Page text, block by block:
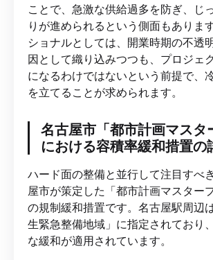
ことで、急激な供給過多を防ぎ、じ
りが進められるという側面もありま
ショナルとしては、開業時期の不透
因として織り込みつつも、プロジェ
になるわけではないという前提で、
を立てることが求められます。
名古屋市「都市計画マスタ
における容積率緩和措置の
ハード面の整備と並行して注目すべ
屋市が策定した「都市計画マスター
の規制緩和措置です。名古屋駅周辺
生緊急整備地域」に指定されており
な緩和が適用されています。